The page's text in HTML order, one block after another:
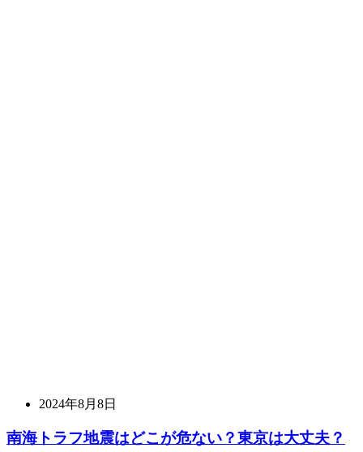
2024年8月8日
南海トラフ地震はどこが危ない？東京は大丈夫？